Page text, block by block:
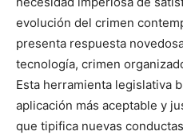
evolución del crimen
presenta respuesta
tecnología, crimen
Esta herramienta legislativa
aplicación más aceptable y
que tipifica nuevas